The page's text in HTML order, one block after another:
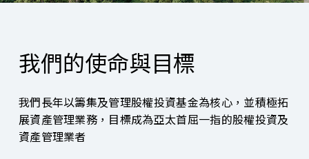
我們的使命與目標
我們長年以籌集及管理股權投資基金為核心，並積極拓
展資產管理業務，目標成為亞太首屈一指的股權投資及
資產管理業者